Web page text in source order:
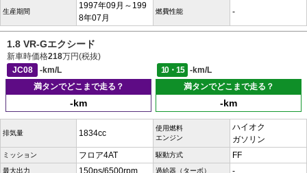
生産期間
1997年09月～199
8年07月
燃費性能 -
1.8 VR-Gエクシード
新車時価格218万円(税抜)
JC08
-km/L 10・15
-km/L
満タンでどこまで走る？
-km
満タンでどこまで走る？
-km
排気量 1834cc
使用燃料
エンジン
ハイオク
ガソリン
ミッション フロア4AT 駆動方式 FF
最大出力 過給器（ターボ）